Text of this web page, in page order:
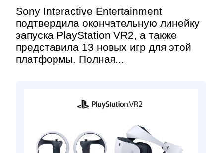
Sony Interactive Entertainment
подтвердила окончательную линейку
запуска PlayStation VR2, а также
представила 13 новых игр для этой
платформы. Полная...